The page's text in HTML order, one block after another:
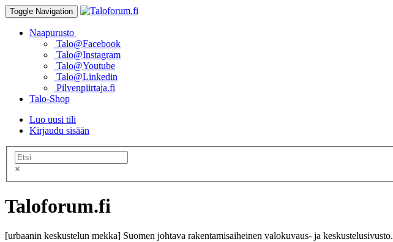
Toggle Navigation
Naapurusto
Talo@Facebook
Talo@Instagram
Talo@Youtube
Talo@Linkedin
Pilvenpiirtaja.fi
Talo-Shop
Luo uusi tili
Kirjaudu sisään
×
Taloforum.fi
[urbaanin keskustelun mekka] Suomen johtava rakentamisaiheinen valokuvaus- ja keskustelusivusto.